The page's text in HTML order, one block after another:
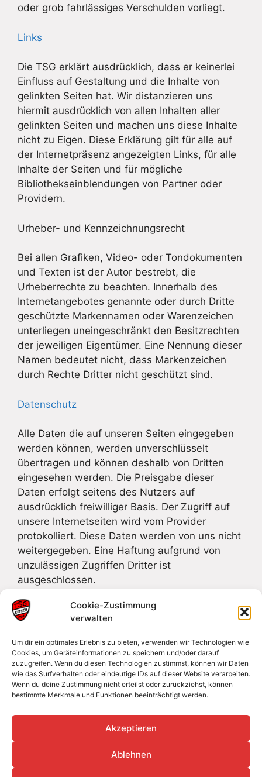
Cookie-Zustimmung
verwalten
Um dir ein optimales Erlebnis zu bieten, verwenden wir Technologien wie
Cookies, um Geräteinformationen zu speichern und/oder darauf
zuzugreifen. Wenn du diesen Technologien zustimmst, können wir Daten
wie das Surfverhalten oder eindeutige IDs auf dieser Website verarbeiten.
Wenn du deine Zustimmung nicht erteilst oder zurückziehst, können
bestimmte Merkmale und Funktionen beeinträchtigt werden.
Akzeptieren
Ablehnen
oder grob fahrlässiges Verschulden vorliegt.
Links
Die TSG erklärt ausdrücklich, dass er keinerlei
Einfluss auf Gestaltung und die Inhalte von
gelinkten Seiten hat. Wir distanzieren uns
hiermit ausdrücklich von allen Inhalten aller
gelinkten Seiten und machen uns diese Inhalte
nicht zu Eigen. Diese Erklärung gilt für alle auf
der Internetpräsenz angezeigten Links, für alle
Inhalte der Seiten und für mögliche
Bibliothekseinblendungen von Partner oder
Providern.
Urheber- und Kennzeichnungsrecht
Bei allen Grafiken, Video- oder Tondokumenten
und Texten ist der Autor bestrebt, die
Urheberrechte zu beachten. Innerhalb des
Internetangebotes genannte oder durch Dritte
geschützte Markennamen oder Warenzeichen
unterliegen uneingeschränkt den Besitzrechten
der jeweiligen Eigentümer. Eine Nennung dieser
Namen bedeutet nicht, dass Markenzeichen
durch Rechte Dritter nicht geschützt sind.
Datenschutz
Alle Daten die auf unseren Seiten eingegeben
werden können, werden unverschlüsselt
übertragen und können deshalb von Dritten
eingesehen werden. Die Preisgabe dieser
Daten erfolgt seitens des Nutzers auf
ausdrücklich freiwilliger Basis. Der Zugriff auf
unsere Internetseiten wird vom Provider
protokolliert. Diese Daten werden von uns nicht
weitergegeben. Eine Haftung aufgrund von
unzulässigen Zugriffen Dritter ist
ausgeschlossen.
Haftungsausschluss (Disclaimer)
Sollten Teile oder Formulierungen dieser
kompletten Internetseiten nicht, nicht mehr oder
nicht vollständig der geltenden Rechtslage
entsprechen, bleiben die übrigen Teile der
Seiten von der Gültigkeit unberührt.